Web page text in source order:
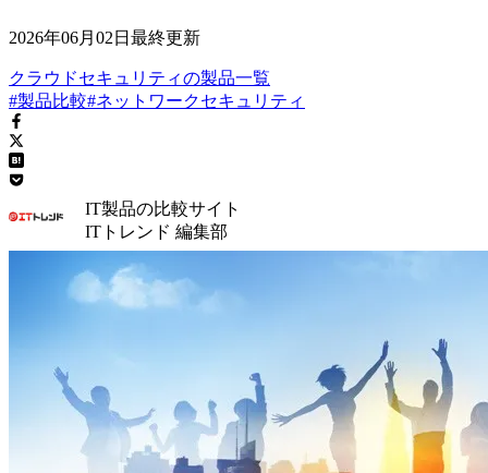
2026年06月02日 最終更新
クラウドセキュリティの製品一覧
#製品比較#ネットワークセキュリティ
IT製品の比較サイト
ITトレンド 編集部